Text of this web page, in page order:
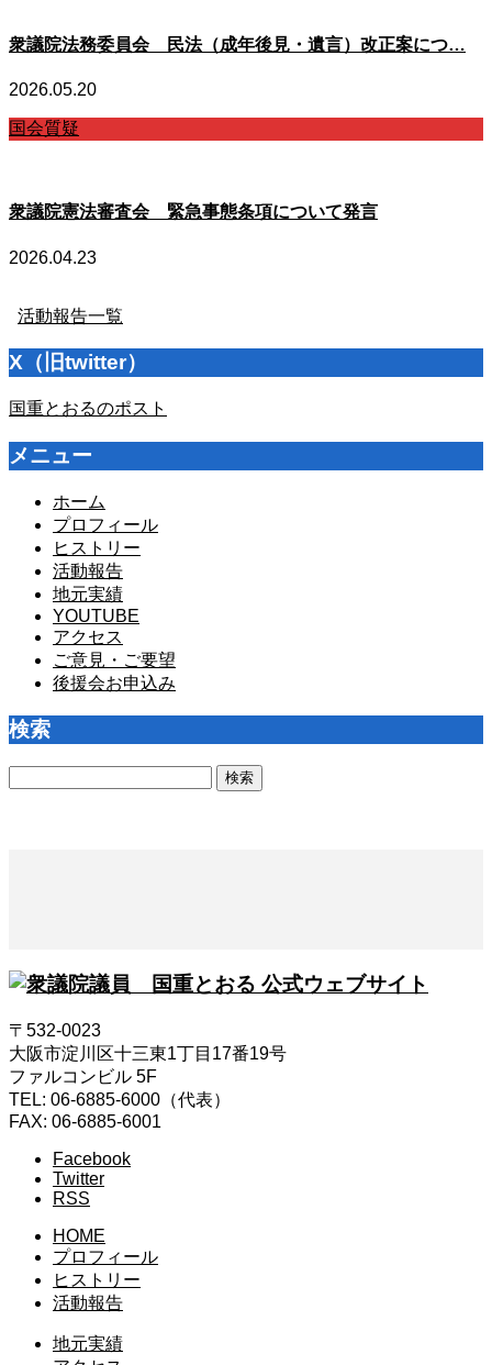
衆議院法務委員会 民法（成年後見・遺言）改正案につ…
2026.05.20
国会質疑
衆議院憲法審査会 緊急事態条項について発言
2026.04.23
活動報告一覧
X（旧twitter）
国重とおるのポスト
メニュー
ホーム
プロフィール
ヒストリー
活動報告
地元実績
YOUTUBE
アクセス
ご意見・ご要望
後援会お申込み
検索
〒532-0023
大阪市淀川区十三東1丁目17番19号
ファルコンビル 5F
TEL: 06-6885-6000（代表）
FAX: 06-6885-6001
Facebook
Twitter
RSS
HOME
プロフィール
ヒストリー
活動報告
地元実績